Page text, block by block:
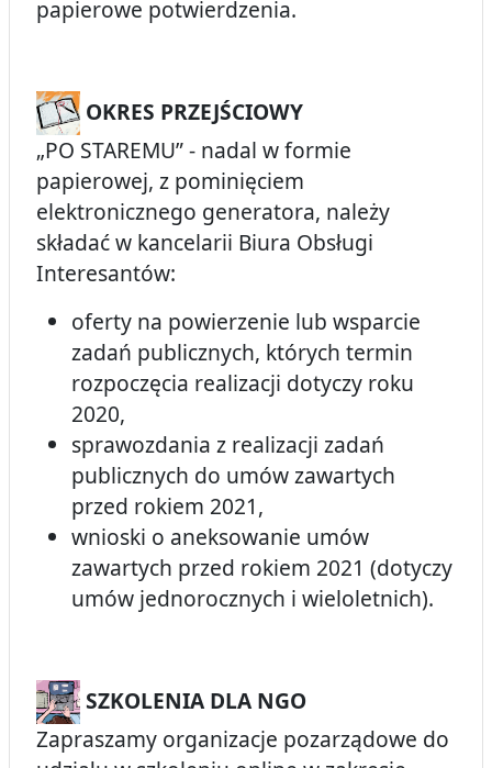
papierowe potwierdzenia.
OKRES PRZEJŚCIOWY
„PO STAREMU” - nadal w formie
papierowej, z pominięciem
elektronicznego generatora, należy
składać w kancelarii Biura Obsługi
Interesantów:
oferty na powierzenie lub wsparcie
zadań publicznych, których termin
rozpoczęcia realizacji dotyczy roku
2020,
sprawozdania z realizacji zadań
publicznych do umów zawartych
przed rokiem 2021,
wnioski o aneksowanie umów
zawartych przed rokiem 2021 (dotyczy
umów jednorocznych i wieloletnich).
SZKOLENIA DLA NGO
Zapraszamy organizacje pozarządowe do